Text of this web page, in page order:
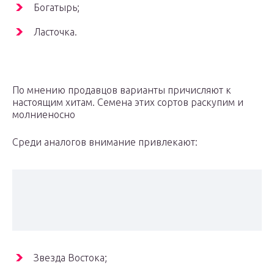
Богатырь;
Ласточка.
По мнению продавцов варианты причисляют к
настоящим хитам. Семена этих сортов раскупим и
молниеносно
Среди аналогов внимание привлекают:
Звезда Востока;